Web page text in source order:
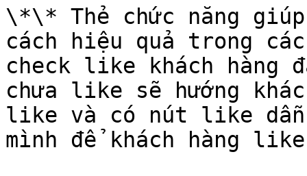
\*\* Thẻ chức năng
cách hiệu quả trong
check like khách hàng
chưa like sẽ hướng
like và có nút like dẫn
mình để khách hàng